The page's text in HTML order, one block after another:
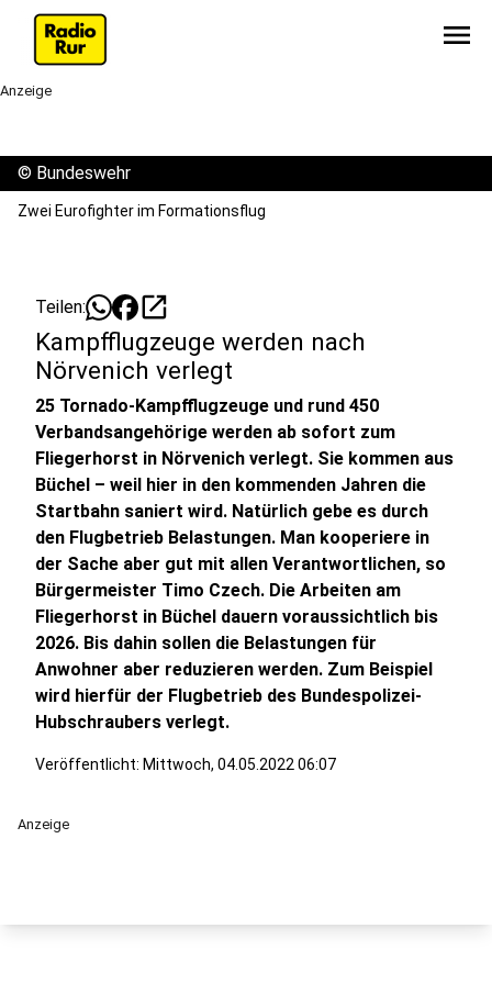
menu
Anzeige
© Bundeswehr
Zwei Eurofighter im Formationsflug
Teilen: open_in_new
Kampfflugzeuge werden nach
Nörvenich verlegt
25 Tornado-Kampfflugzeuge und rund 450
Verbandsangehörige werden ab sofort zum
Fliegerhorst in Nörvenich verlegt. Sie kommen aus
Büchel – weil hier in den kommenden Jahren die
Startbahn saniert wird. Natürlich gebe es durch
den Flugbetrieb Belastungen. Man kooperiere in
der Sache aber gut mit allen Verantwortlichen, so
Bürgermeister Timo Czech. Die Arbeiten am
Fliegerhorst in Büchel dauern voraussichtlich bis
2026. Bis dahin sollen die Belastungen für
Anwohner aber reduzieren werden. Zum Beispiel
wird hierfür der Flugbetrieb des Bundespolizei-
Hubschraubers verlegt.
Veröffentlicht: Mittwoch, 04.05.2022 06:07
Anzeige